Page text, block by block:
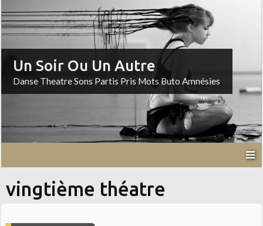
Un Soir Ou Un Autre
Danse Theatre Sons Partis Pris Mots Buto Amnésies
vingtième théatre